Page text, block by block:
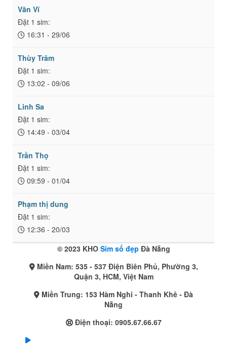
Văn Vĩ
Đặt 1 sim:
16:31 - 29/06
Thùy Trâm
Đặt 1 sim:
13:02 - 09/06
Linh Sa
Đặt 1 sim:
14:49 - 03/04
Trần Thọ
Đặt 1 sim:
09:59 - 01/04
Phạm thị dung
Đặt 1 sim:
12:36 - 20/03
© 2023 KHO Sim số đẹp Đà Nẵng
Miền Nam: 535 - 537 Điện Biên Phủ, Phường 3,
Quận 3, HCM, Việt Nam
Miền Trung: 153 Hàm Nghi - Thanh Khê - Đà
Nẵng
Điện thoại: 0905.67.66.67